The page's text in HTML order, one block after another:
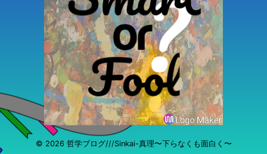
© 2026 哲学ブログ///Sinkai-真理〜下らなくも面白く〜